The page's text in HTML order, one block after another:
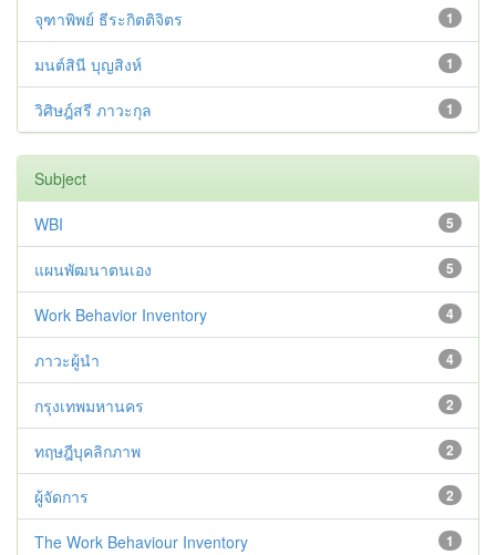
1
จุฑาพิพย์ ธีระกิตติจิตร
1
มนต์สินี บุญสิงห์
1
วิศิษฎ์สรี ภาวะกุล
Subject
5
WBI
5
แผนพัฒนาตนเอง
4
Work Behavior Inventory
4
ภาวะผู้นำ
2
กรุงเทพมหานคร
2
ทฤษฎีบุคลิกภาพ
2
ผู้จัดการ
1
The Work Behaviour Inventory